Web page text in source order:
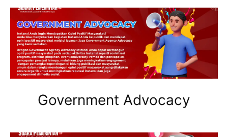
Government Advocacy